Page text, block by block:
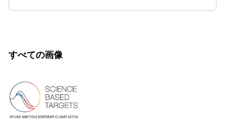
すべての画像